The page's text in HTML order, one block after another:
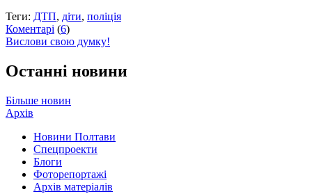
Теги: ДТП, діти, поліція
Коментарі (6)
Вислови свою думку!
Останні новини
Більше новин
Архів
Новини Полтави
Спецпроекти
Блоги
Фоторепортажі
Архів матеріалів